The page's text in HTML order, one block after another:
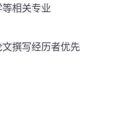
相关专业
撰写经历者优先